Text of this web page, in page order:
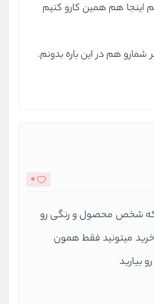
اینجا هم همین کارو کنیم
هم در این باره بدونم.
0
شخص محصول و رنگی رو
میتونید فقط همون
بیارید